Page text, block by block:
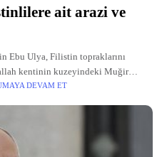
ait arazi ve
Ebu Ulya, Filistin topraklarını
kentinin kuzeyindeki Muğir
tarım arazilerini ve çiftçilere
DEVAM ET